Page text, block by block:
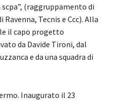
(raggruppamento di
Tecnis e Ccc). Alla
il capo progetto
da Davide Tironi, dal
e da una squadra di
Inaugurato il 23